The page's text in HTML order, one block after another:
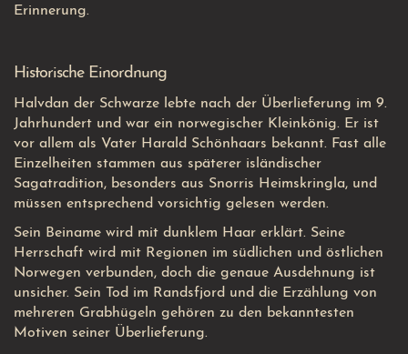
Erinnerung.
Historische Einordnung
Halvdan der Schwarze lebte nach der Überlieferung im 9.
Jahrhundert und war ein norwegischer Kleinkönig. Er ist
vor allem als Vater Harald Schönhaars bekannt. Fast alle
Einzelheiten stammen aus späterer isländischer
Sagatradition, besonders aus Snorris Heimskringla, und
müssen entsprechend vorsichtig gelesen werden.
Sein Beiname wird mit dunklem Haar erklärt. Seine
Herrschaft wird mit Regionen im südlichen und östlichen
Norwegen verbunden, doch die genaue Ausdehnung ist
unsicher. Sein Tod im Randsfjord und die Erzählung von
mehreren Grabhügeln gehören zu den bekanntesten
Motiven seiner Überlieferung.